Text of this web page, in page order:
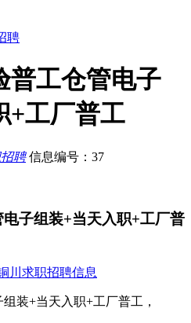
聘
普工仓管电子
+工厂普工
聘 信息编号：37
子组装+当天入职+工厂普
川求职招聘信息
装+当天入职+工厂普工，